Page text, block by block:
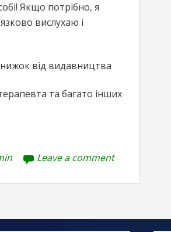
Якщо потрібно, я
вислухаю і
від видавництва
та багато інших
Leave a comment